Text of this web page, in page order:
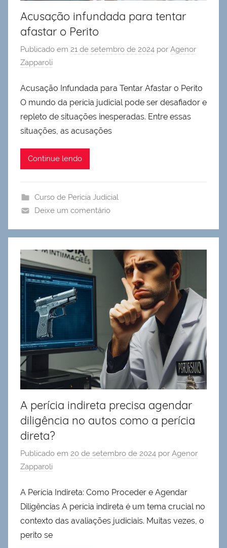
Acusação infundada para tentar
afastar o Perito
Publicado em 21 de setembro de 2024 por Agenor
Zapparoli
Acusação Infundada para Tentar Afastar o Perito
O mundo da perícia judicial pode ser desafiador e
repleto de situações inesperadas. Entre essas
situações, as acusações
Continue lendo
Curso de Perícia Judicial
Deixe um comentário
A perícia indireta precisa agendar
diligência no autos como a perícia
direta?
Publicado em 20 de setembro de 2024 por Agenor
Zapparoli
A Perícia Indireta: Como Proceder e Agendar
Diligências A perícia indireta é um tema crucial no
contexto das avaliações judiciais. Muitas vezes, o
perito se